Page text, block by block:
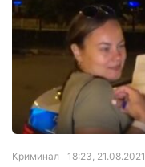
Криминал 18:23, 21.08.2021